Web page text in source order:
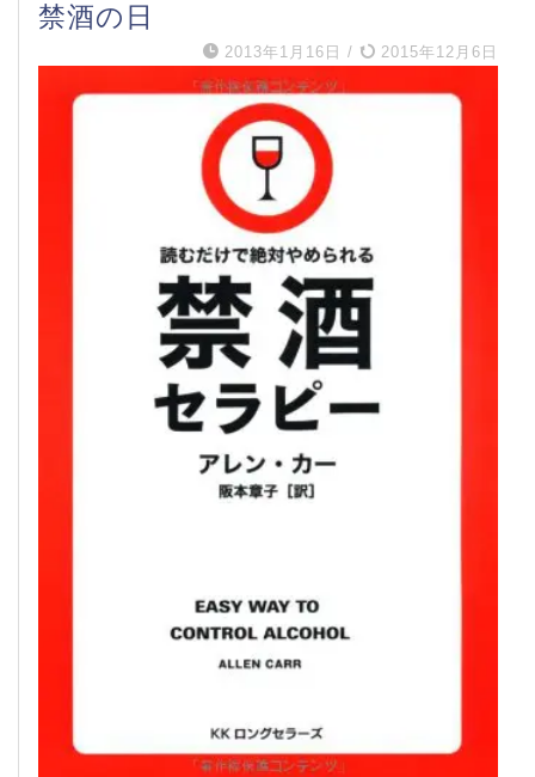
禁酒の日
2013年1月16日 / 2015年12月6日